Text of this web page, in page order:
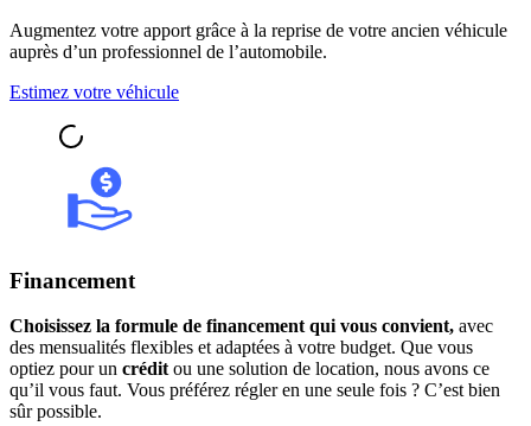
Augmentez votre apport grâce à la reprise de votre ancien véhicule
auprès d’un professionnel de l’automobile.
Estimez votre véhicule
Financement
Choisissez la formule de financement qui vous convient, avec
des mensualités flexibles et adaptées à votre budget. Que vous
optiez pour un créditou une solution de location, nous avons ce
qu’il vous faut. Vous préférez régler en une seule fois ? C’est bien
sûr possible.